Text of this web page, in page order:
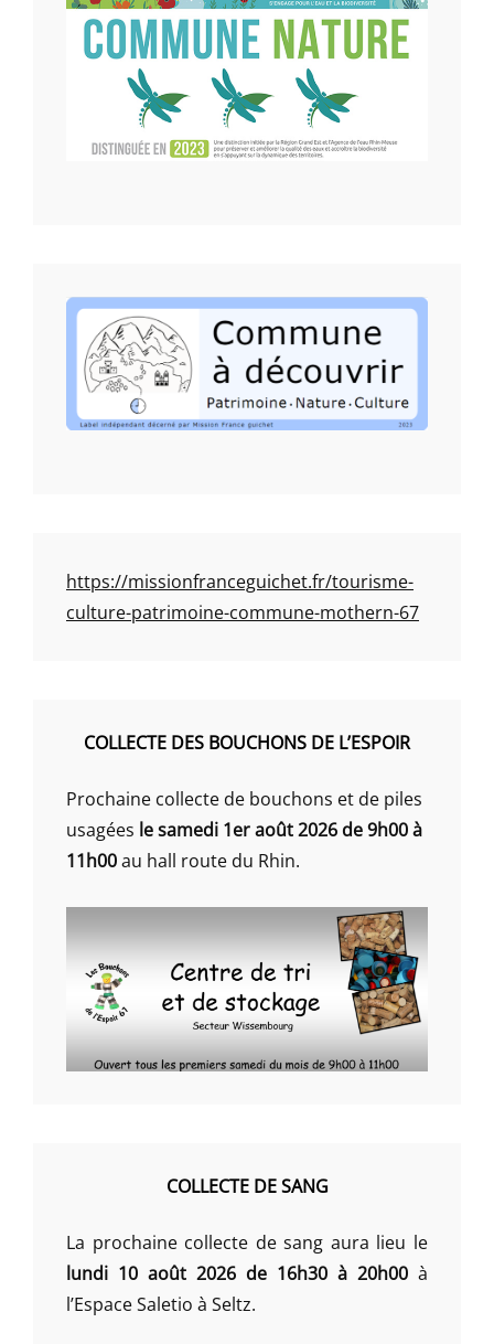
https://missionfranceguichet.fr/tourisme-
culture-patrimoine-commune-mothern-67
COLLECTE DES BOUCHONS DE L’ESPOIR
Prochaine collecte de bouchons et de piles
usagées le samedi 1er août 2026 de 9h00 à
11h00au hall route du Rhin.
COLLECTE DE SANG
La prochaine collecte de sang aura lieu le
lundi 10 août 2026 de 16h30 à 20h00 à
l’Espace Saletio à Seltz.